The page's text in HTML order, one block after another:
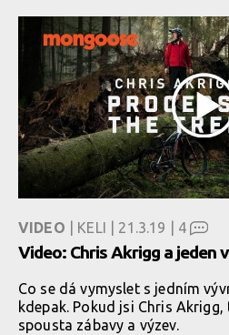
VIDEO | KELI | 21.3.19 | 4
Video: Chris Akrigg a jeden
Co se dá vymyslet s jedním
kdepak. Pokud jsi Chris Akrigg,
spousta zábavy a výzev.